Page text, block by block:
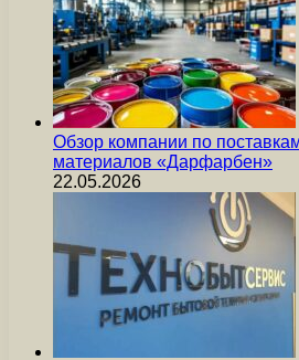
Обзор компании по
материалов «Дарфарбен»
22.05.2026